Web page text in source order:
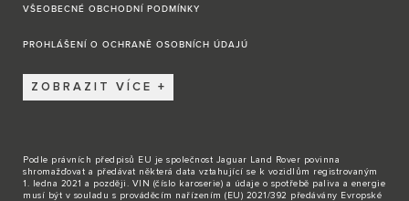
VŠEOBECNÉ OBCHODNÍ PODMÍNKY
PROHLÁŠENÍ O OCHRANĚ OSOBNÍCH ÚDAJÚ
ZOBRAZIT VÍCE
Podle právních předpisů EU je společnost Jaguar Land Rover povinna
shromažďovat a předávat některá data vztahující se k vozidlům registrovaným
1. ledna 2021 a později. VIN (číslo karoserie) a údaje o spotřebě paliva a energie
musí být v souladu s prováděcím nařízením (EU) 2021/392 předávány Evropské